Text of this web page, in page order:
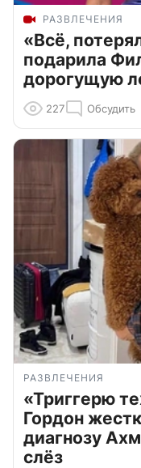
РАЗВЛЕЧЕНИЯ
«Всё,
подарила
дорогущую
227 Обсудить
РАЗВЛЕЧЕНИЯ
«Триггерю
Гордон
диагнозу
слёз